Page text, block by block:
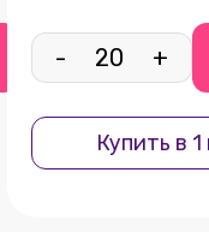
- +
Купить в 1